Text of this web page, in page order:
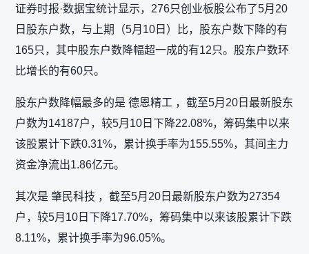
证券时报·数据宝统计显示，276只创业板股公布了5月20
日股东户数，与上期（5月10日）比，股东户数下降的有
165只，其中股东户数降幅超一成的有12只。股东户数环
比增长的有60只。
股东户数降幅最多的是 德恩精工 ，截至5月20日最新股东
户数为14187户，较5月10日下降22.08%，筹码集中以来
该股累计下跌0.31%，累计换手率为155.55%，其间主力
资金净流出1.86亿元。
其次是 肇民科技 ，截至5月20日最新股东户数为27354
户，较5月10日下降17.70%，筹码集中以来该股累计下跌
8.11%，累计换手率为96.05%。